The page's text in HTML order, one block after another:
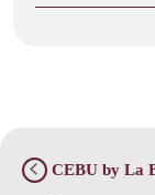
CEBU by La